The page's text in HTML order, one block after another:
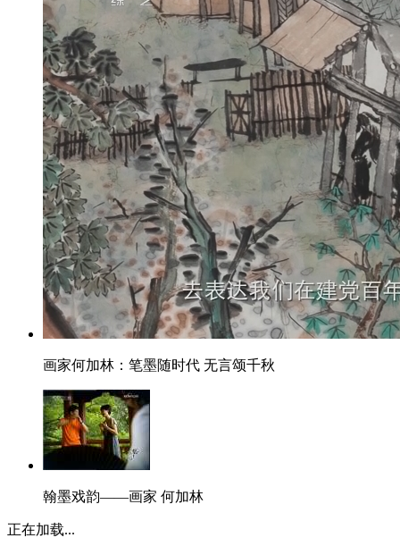
画家何加林：笔墨随时代 无言颂千秋
翰墨戏韵——画家 何加林
正在加载...